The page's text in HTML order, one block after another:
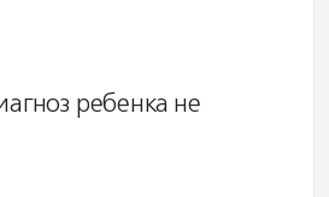
ребенка не